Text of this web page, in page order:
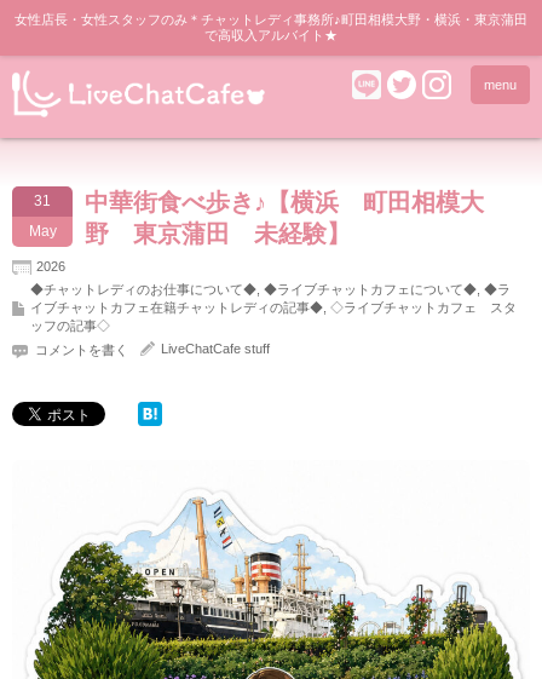
女性店長・女性スタッフのみ＊チャットレディ事務所♪町田相模大野・横浜・東京蒲田
で高収入アルバイト★
menu
31
May
中華街食べ歩き♪【横浜 町田相模大
野 東京蒲田 未経験】
2026
◆チャットレディのお仕事について◆ ◆ライブチャットカフェについて◆ ◆ラ
イブチャットカフェ在籍チャットレディの記事◆ ◇ライブチャットカフェ スタ
ッフの記事◇
コメントを書く
LiveChatCafe stuff